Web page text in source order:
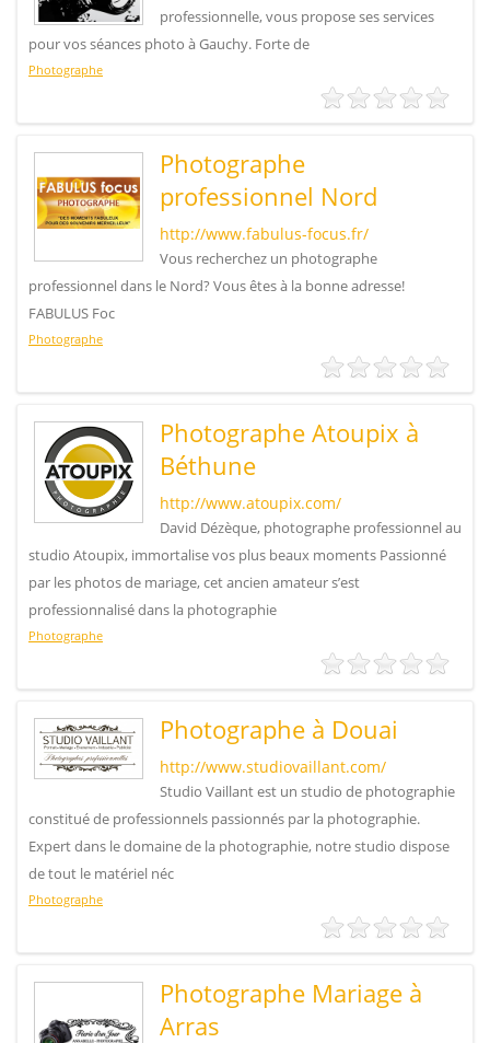
professionnelle, vous propose ses services
pour vos séances photo à Gauchy. Forte de
Photographe
Photographe
professionnel Nord
http://www.fabulus-focus.fr/
Vous recherchez un photographe
professionnel dans le Nord? Vous êtes à la bonne adresse!
FABULUS Foc
Photographe
Photographe Atoupix à
Béthune
http://www.atoupix.com/
David Dézèque, photographe professionnel au
studio Atoupix, immortalise vos plus beaux moments Passionné
par les photos de mariage, cet ancien amateur s’est
professionnalisé dans la photographie
Photographe
Photographe à Douai
http://www.studiovaillant.com/
Studio Vaillant est un studio de photographie
constitué de professionnels passionnés par la photographie.
Expert dans le domaine de la photographie, notre studio dispose
de tout le matériel néc
Photographe
Photographe Mariage à
Arras